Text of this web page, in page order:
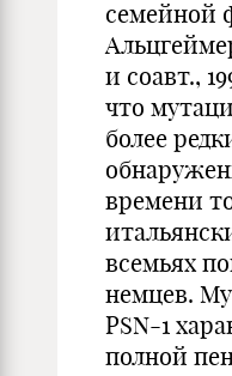
семейной
и соавт.,
что
более
времени
всемьях
немцев.
PSN-1
полной